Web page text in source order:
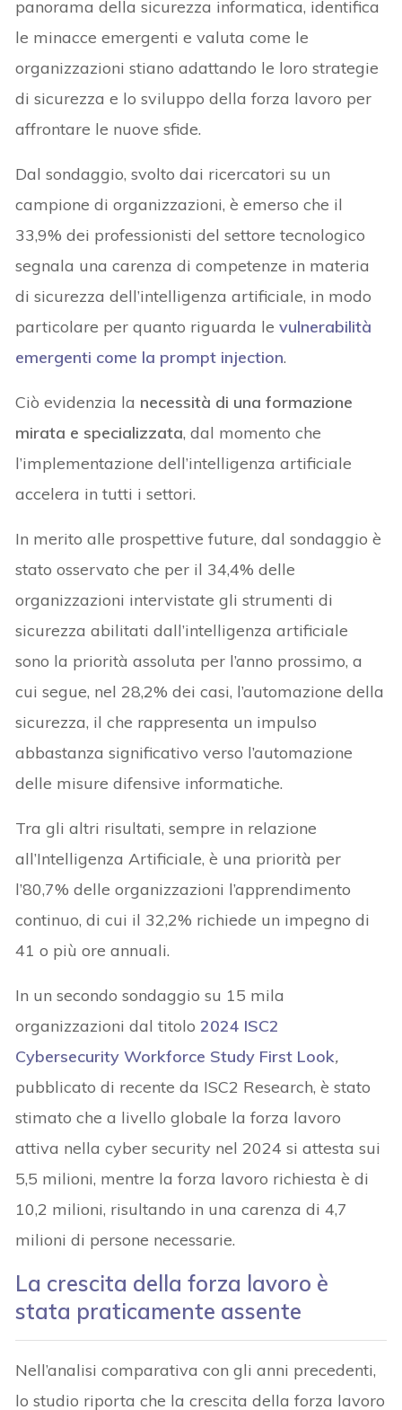
panorama della sicurezza informatica, identifica
le minacce emergenti e valuta come le
organizzazioni stiano adattando le loro strategie
di sicurezza e lo sviluppo della forza lavoro per
affrontare le nuove sfide.
Dal sondaggio, svolto dai ricercatori su un
campione di organizzazioni, è emerso che il
33,9% dei professionisti del settore tecnologico
segnala una carenza di competenze in materia
di sicurezza dell’intelligenza artificiale, in modo
particolare per quanto riguarda levulnerabilità
emergenti come la prompt injection.
Ciò evidenzia la necessità di una formazione
mirata e specializzata, dal momento che
l’implementazione dell’intelligenza artificiale
accelera in tutti i settori.
In merito alle prospettive future, dal sondaggio è
stato osservato che per il 34,4% delle
organizzazioni intervistate gli strumenti di
sicurezza abilitati dall’intelligenza artificiale
sono la priorità assoluta per l’anno prossimo, a
cui segue, nel 28,2% dei casi, l’automazione della
sicurezza, il che rappresenta un impulso
abbastanza significativo verso l’automazione
delle misure difensive informatiche.
Tra gli altri risultati, sempre in relazione
all’Intelligenza Artificiale, è una priorità per
l’80,7% delle organizzazioni l’apprendimento
continuo, di cui il 32,2% richiede un impegno di
41 o più ore annuali.
In un secondo sondaggio su 15 mila
organizzazioni dal titolo2024 ISC2
Cybersecurity Workforce Study First Look,
pubblicato di recente da ISC2 Research, è stato
stimato che a livello globale la forza lavoro
attiva nella cyber security nel 2024 si attesta sui
5,5 milioni, mentre la forza lavoro richiesta è di
10,2 milioni, risultando in una carenza di 4,7
milioni di persone necessarie.
La crescita della forza lavoro è
stata praticamente assente
Nell’analisi comparativa con gli anni precedenti,
lo studio riporta che la crescita della forza lavoro